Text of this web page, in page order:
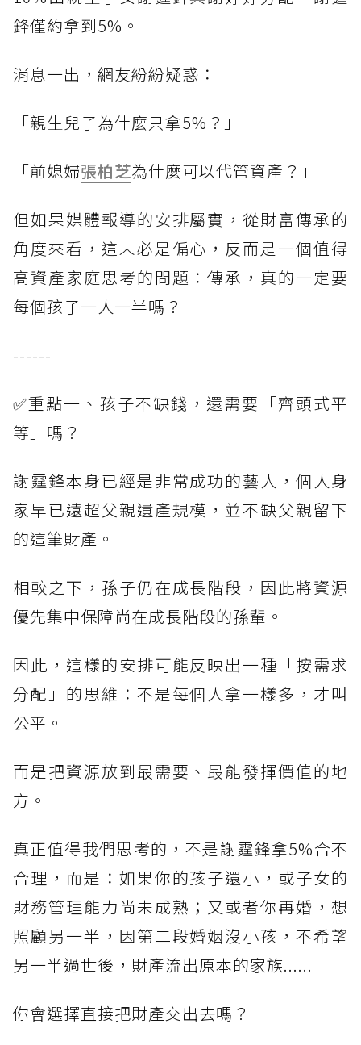
鋒僅約拿到5%。
消息一出，網友紛紛疑惑：
「親生兒子為什麼只拿5%？」
「前媳婦張柏芝為什麼可以代管資產？」
但如果媒體報導的安排屬實，從財富傳承的
角度來看，這未必是偏心，反而是一個值得
高資產家庭思考的問題：傳承，真的一定要
每個孩子一人一半嗎？
------
✅重點一、孩子不缺錢，還需要「齊頭式平
等」嗎？
謝霆鋒本身已經是非常成功的藝人，個人身
家早已遠超父親遺產規模，並不缺父親留下
的這筆財產。
相較之下，孫子仍在成長階段，因此將資源
優先集中保障尚在成長階段的孫輩。
因此，這樣的安排可能反映出一種「按需求
分配」的思維：不是每個人拿一樣多，才叫
公平。
而是把資源放到最需要、最能發揮價值的地
方。
真正值得我們思考的，不是謝霆鋒拿5%合不
合理，而是：如果你的孩子還小，或子女的
財務管理能力尚未成熟；又或者你再婚，想
照顧另一半，因第二段婚姻沒小孩，不希望
另一半過世後，財產流出原本的家族......
你會選擇直接把財產交出去嗎？